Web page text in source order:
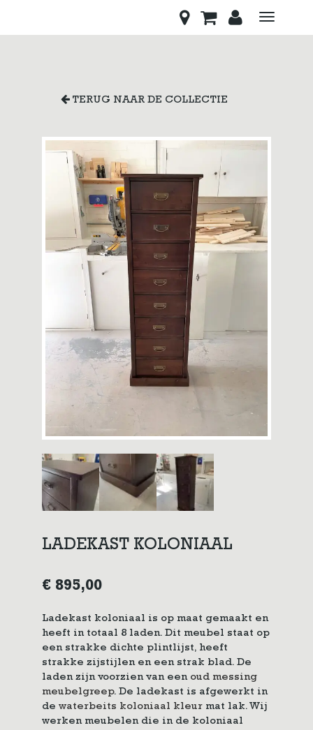
Toggle
TERUG NAAR DE COLLECTIE
LADEKAST KOLONIAAL
€ 895,00
Ladekast koloniaal is op maat gemaakt en
heeft in totaal 8 laden. Dit meubel staat op
een strakke dichte plintlijst, heeft
strakke zijstijlen en een strak blad. De
laden zijn voorzien van een oud messing
meubelgreep. De ladekast is afgewerkt in
de waterbeits koloniaal kleur mat lak. Wij
werken meubelen die in de koloniaal